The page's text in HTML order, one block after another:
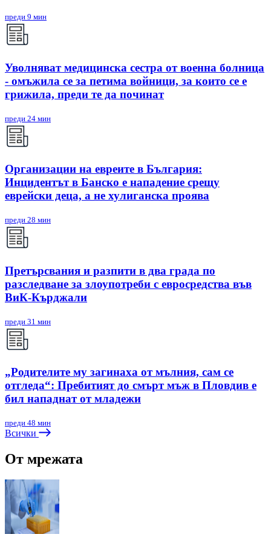
преди 9 мин
Уволняват медицинска сестра от военна болница
- омъжила се за петима войници, за които се е
грижила, преди те да починат
преди 24 мин
Организации на евреите в България:
Инцидентът в Банско е нападение срещу
еврейски деца, а не хулиганска проява
преди 28 мин
Претърсвания и разпити в два града по
разследване за злоупотреби с евросредства във
ВиК-Кърджали
преди 31 мин
„Родителите му загинаха от мълния, сам се
отгледа“: Пребитият до смърт мъж в Пловдив е
бил нападнат от младежи
преди 48 мин
Всички
От мрежата